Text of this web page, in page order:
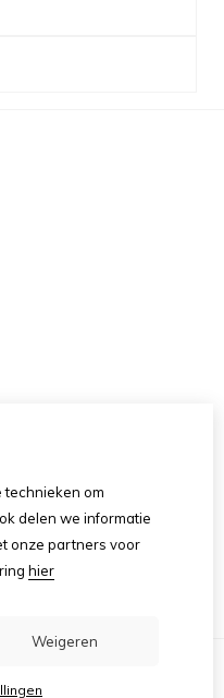
technieken om
delen we informatie
onze partners voor
hier
Weigeren